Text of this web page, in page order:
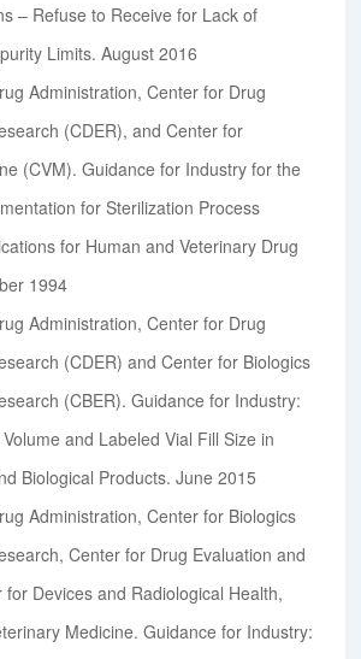
– Refuse to Receive for Lack of
Limits. August 2016
Administration, Center for Drug
(CDER), and Center for
(CVM). Guidance for Industry for the
for Sterilization Process
for Human and Veterinary Drug
1994
Administration, Center for Drug
(CDER) and Center for Biologics
(CBER). Guidance for Industry:
and Labeled Vial Fill Size in
Biological Products. June 2015
Administration, Center for Biologics
Center for Drug Evaluation and
Devices and Radiological Health,
Medicine. Guidance for Industry: